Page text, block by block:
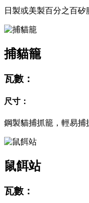
日製或美製百分之百
捕貓籠
瓦數：
尺寸：
鋼製貓捕抓籠，輕易
鼠餌站
瓦數：